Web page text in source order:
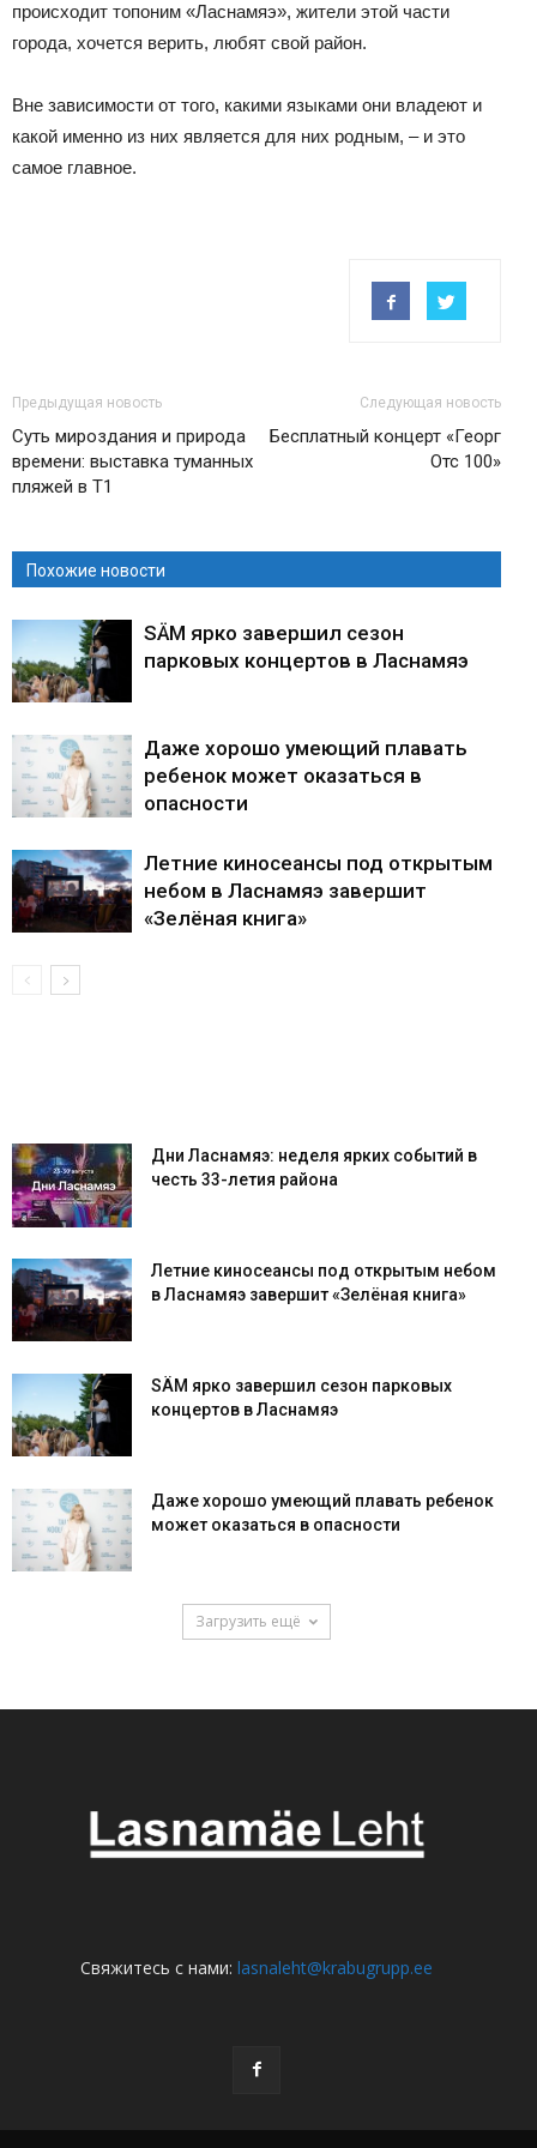
происходит топоним «Ласнамяэ», жители этой части
города, хочется верить, любят свой район.
Вне зависимости от того, какими языками они владеют и
какой именно из них является для них родным, – и это
самое главное.
Предыдущая новость
Суть мироздания и природа
времени: выставка туманных
пляжей в Т1
Следующая новость
Бесплатный концерт «Георг
Отс 100»
Похожие новости
SÄM ярко завершил сезон
парковых концертов в Ласнамяэ
Даже хорошо умеющий плавать
ребенок может оказаться в
опасности
Летние киносеансы под открытым
небом в Ласнамяэ завершит
«Зелёная книга»
Дни Ласнамяэ: неделя ярких событий в
честь 33-летия района
Летние киносеансы под открытым небом
в Ласнамяэ завершит «Зелёная книга»
SÄM ярко завершил сезон парковых
концертов в Ласнамяэ
Даже хорошо умеющий плавать ребенок
может оказаться в опасности
Загрузить ещё
Свяжитесь с нами: lasnaleht@krabugrupp.ee